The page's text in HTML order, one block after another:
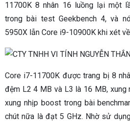
11700K 8 nhân 16 luồng lại một
trong bài test Geekbench 4, và
5950X lẫn Core i9-10900K khi xét
Core i7-11700K được trang bị 8
đệm L2 4 MB và L3 là 16 MB, xung
xung nhịp boost trong bài
chút nữa là đạt 5 GHz. Nhờ sử